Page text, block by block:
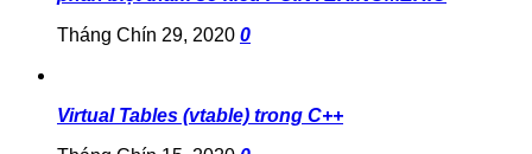
Tháng Chín 29, 2020 0
Virtual Tables (vtable) trong C++